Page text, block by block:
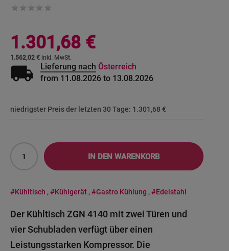
1.562,02 €
1.301,68 €
local_shipping Lieferung nach Österreich
from 11.08.2026 to 13.08.2026
niedrigster Preis der letzten 30 Tage: 1.301,68 €
IN DEN WARENKORB
#Kühltisch ,#Kühlgerät ,#Gastro Kühlung ,#Edelstahl
Der Kühltisch ZGN 4140 mit zwei Türen und
vier Schubladen verfügt über einen
Leistungsstarken Kompressor. Die